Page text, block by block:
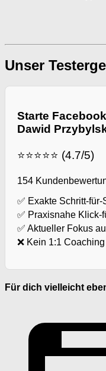
Unser
Starte
Dawid
⭐⭐⭐⭐⭐ (4.7/5)
154
✅ Exakte Schritt-
✅ Praxisnahe Klick-
✅ Aktueller Fokus
❌ Kein 1:1
Für dich vielleicht